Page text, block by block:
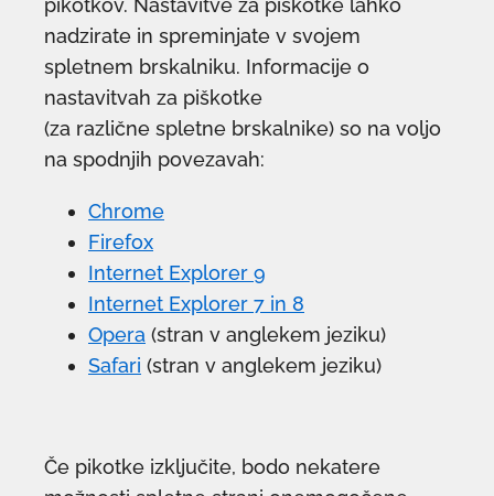
pikotkov. Nastavitve za piškotke lahko
nadzirate in spreminjate v svojem
spletnem brskalniku. Informacije o
nastavitvah za piškotke
(za različne spletne brskalnike) so na voljo
na spodnjih povezavah:
Chrome
Firefox
Internet Explorer 9
Internet Explorer 7 in 8
Opera (stran v anglekem jeziku)
Safari (stran v anglekem jeziku)
Če pikotke izključite, bodo nekatere